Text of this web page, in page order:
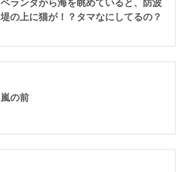
ベランダから海を眺めていると、防波
堤の上に猫が！？タマなにしてるの？
嵐の前